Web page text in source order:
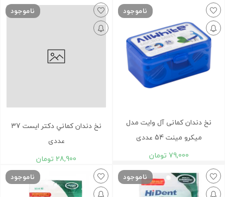
ناموجود
نخ دندان کمانی آل وایت مدل
میکرو مینت 54 عددی
79,000 تومان
ناموجود
نخ دندان کماني دکتر ایست 37
عددی
28,900 تومان
ناموجود ناموجود